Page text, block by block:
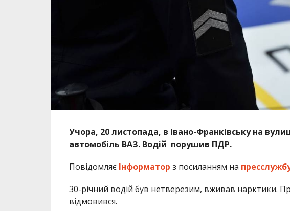
Учора, 20 листопада, в Івано-Франківську на
автомобіль ВАЗ. Водій порушив ПДР.
Повідомляє Інформатор з посиланням на
30-річний водій був нетверезим, вживав нарктики.
відмовився.